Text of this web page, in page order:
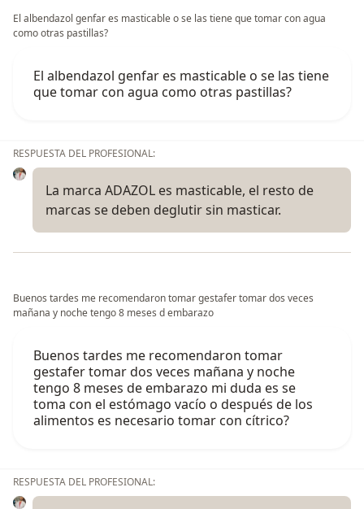
El albendazol genfar es masticable o se las tiene que tomar con agua
como otras pastillas?
El albendazol genfar es masticable o se las tiene
que tomar con agua como otras pastillas?
RESPUESTA DEL PROFESIONAL:
La marca ADAZOL es masticable, el resto de
marcas se deben deglutir sin masticar.
Buenos tardes me recomendaron tomar gestafer tomar dos veces
mañana y noche tengo 8 meses d embarazo
Buenos tardes me recomendaron tomar
gestafer tomar dos veces mañana y noche
tengo 8 meses de embarazo mi duda es se
toma con el estómago vacío o después de los
alimentos es necesario tomar con cítrico?
RESPUESTA DEL PROFESIONAL: